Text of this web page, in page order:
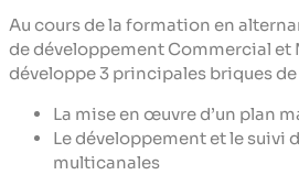
Au cours de la formation en
de développement Commercial et
développe 3 principales briques
La mise en œuvre d’un plan
Le développement et le suivi
multicanales